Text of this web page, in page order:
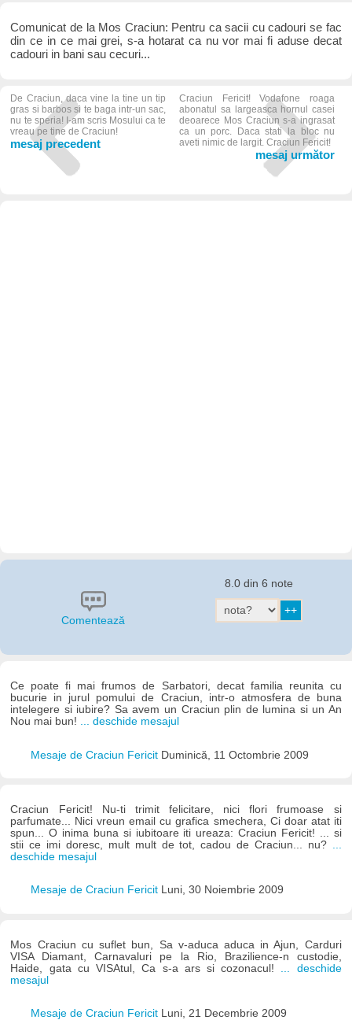
Comunicat de la Mos Craciun: Pentru ca sacii cu cadouri se fac
din ce in ce mai grei, s-a hotarat ca nu vor mai fi aduse decat
cadouri in bani sau cecuri...
De Craciun, daca vine la tine un tip
gras si barbos si te baga intr-un sac,
nu te speria! I-am scris Mosului ca te
vreau pe tine de Craciun!
mesaj precedent
Craciun Fericit! Vodafone roaga
abonatul sa largeasca hornul casei
deoarece Mos Craciun s-a ingrasat
ca un porc. Daca stati la bloc nu
aveti nimic de largit. Craciun Fericit!
mesaj următor
Comentează
8.0 din 6 note
Ce poate fi mai frumos de Sarbatori, decat familia reunita cu
bucurie in jurul pomului de Craciun, intr-o atmosfera de buna
intelegere si iubire? Sa avem un Craciun plin de lumina si un An
Nou mai bun! ... deschide mesajul
Mesaje de Craciun Fericit Duminică, 11 Octombrie 2009
Craciun Fericit! Nu-ti trimit felicitare, nici flori frumoase si
parfumate... Nici vreun email cu grafica smechera, Ci doar atat iti
spun... O inima buna si iubitoare iti ureaza: Craciun Fericit! ... si
stii ce imi doresc, mult mult de tot, cadou de Craciun... nu? ...
deschide mesajul
Mesaje de Craciun Fericit Luni, 30 Noiembrie 2009
Mos Craciun cu suflet bun, Sa v-aduca aduca in Ajun, Carduri
VISA Diamant, Carnavaluri pe la Rio, Brazilience-n custodie,
Haide, gata cu VISAtul, Ca s-a ars si cozonacul!
... deschide
mesajul
Mesaje de Craciun Fericit Luni, 21 Decembrie 2009